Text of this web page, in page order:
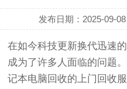
发布日期：2025-09-
在如今科技更新换代迅速
成为了许多人面临的问题
记本电脑回收的上门回收